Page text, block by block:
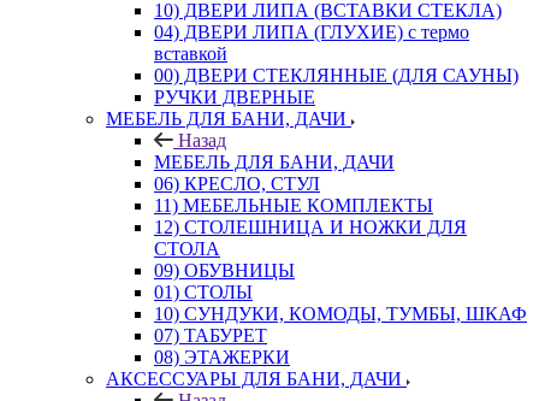
10) ДВЕРИ ЛИПА (ВСТАВКИ СТЕКЛА)
04) ДВЕРИ ЛИПА (ГЛУХИЕ) с термо
вставкой
00) ДВЕРИ СТЕКЛЯННЫЕ (ДЛЯ САУНЫ)
РУЧКИ ДВЕРНЫЕ
МЕБЕЛЬ ДЛЯ БАНИ, ДАЧИ
Назад
МЕБЕЛЬ ДЛЯ БАНИ, ДАЧИ
06) КРЕСЛО, СТУЛ
11) МЕБЕЛЬНЫЕ КОМПЛЕКТЫ
12) СТОЛЕШНИЦА И НОЖКИ ДЛЯ
СТОЛА
09) ОБУВНИЦЫ
01) СТОЛЫ
10) СУНДУКИ, КОМОДЫ, ТУМБЫ, ШКАФ
07) ТАБУРЕТ
08) ЭТАЖЕРКИ
АКСЕССУАРЫ ДЛЯ БАНИ, ДАЧИ